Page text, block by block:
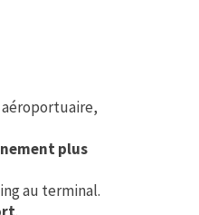
plus
au terminal.